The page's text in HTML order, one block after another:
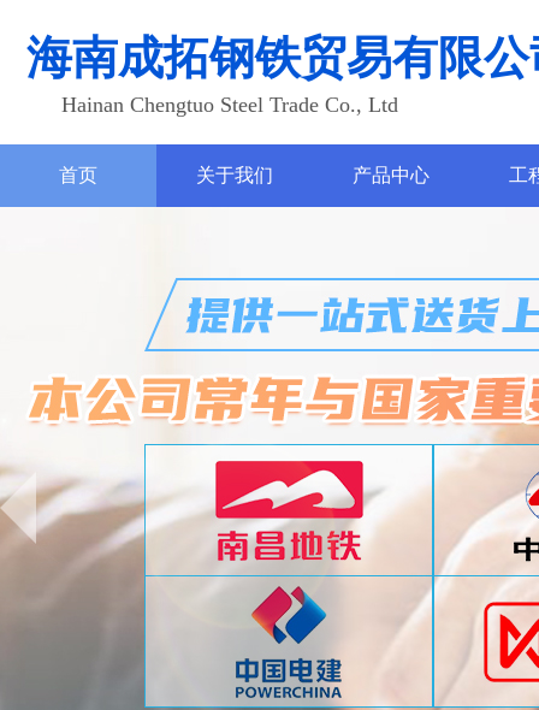
海南成拓钢铁贸易有限
Hainan Chengtuo Steel Trade Co., Ltd
首页 关于我们 产品中心 工